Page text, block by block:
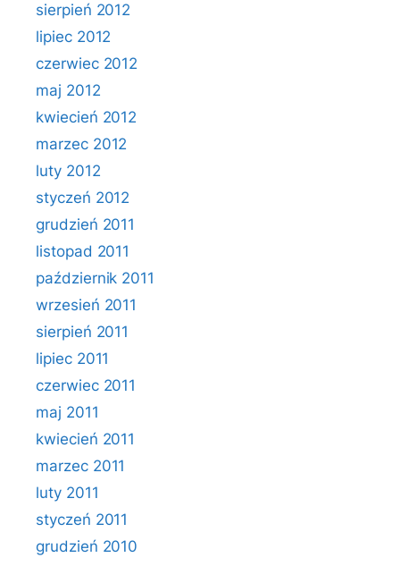
sierpień 2012
lipiec 2012
czerwiec 2012
maj 2012
kwiecień 2012
marzec 2012
luty 2012
styczeń 2012
grudzień 2011
listopad 2011
październik 2011
wrzesień 2011
sierpień 2011
lipiec 2011
czerwiec 2011
maj 2011
kwiecień 2011
marzec 2011
luty 2011
styczeń 2011
grudzień 2010